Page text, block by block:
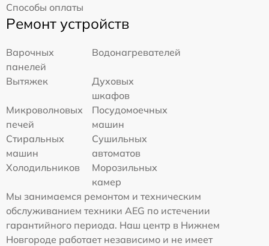
Способы оплаты
Ремонт устройств
Варочных
панелей
Водонагревателей
Вытяжек
Духовых
шкафов
Микроволновых
печей
Посудомоечных
машин
Стиральных
машин
Сушильных
автоматов
Холодильников
Морозильных
камер
Мы занимаемся ремонтом и техническим
обслуживанием техники AEG по истечении
гарантийного периода. Наш центр в Нижнем
Новгороде работает независимо и не имеет